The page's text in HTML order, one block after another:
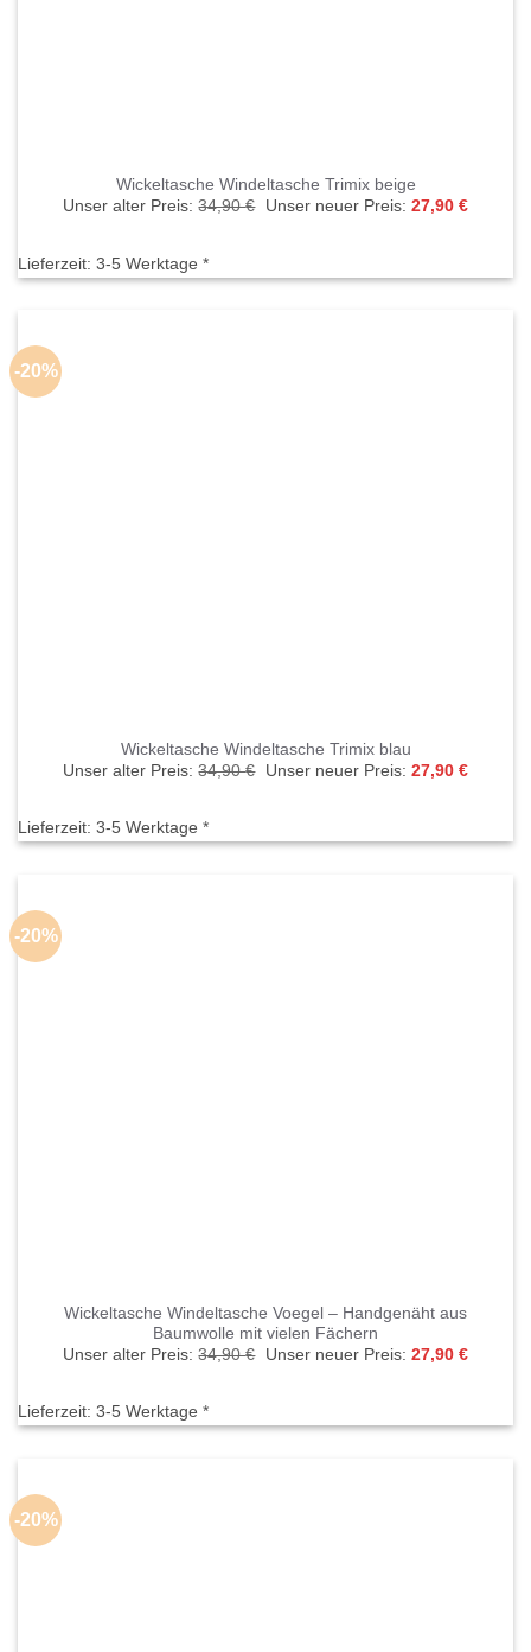
Wickeltasche Windeltasche Trimix beige
Unser alter Preis: 34,90€
Ursprünglicher
Unser neuer Preis: 27,90 €Aktueller
Lieferzeit: 3-5 Werktage *
-20%
Wickeltasche Windeltasche Trimix blau
Unser alter Preis: 34,90€
Ursprünglicher
Unser neuer Preis: 27,90 €Aktueller
Lieferzeit: 3-5 Werktage *
-20%
Wickeltasche Windeltasche Voegel – Handgenäht aus
Baumwolle mit vielen Fächern
Unser alter Preis: 34,90€
Ursprünglicher
Unser neuer Preis: 27,90 €Aktueller
Lieferzeit: 3-5 Werktage *
-20%